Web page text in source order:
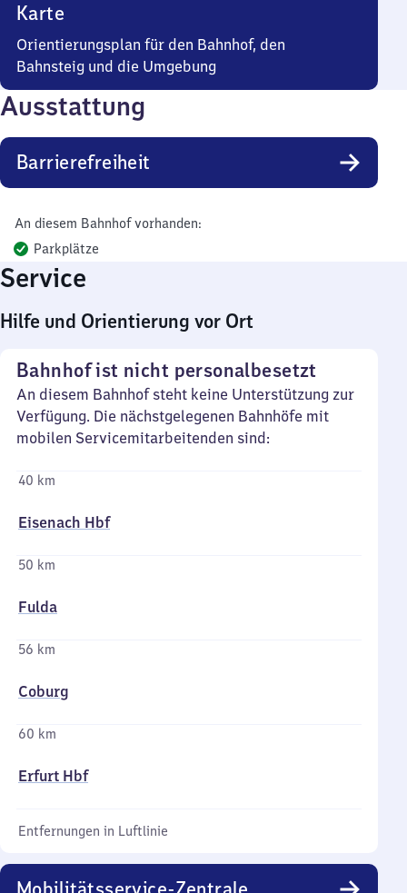
Karte
Orientierungsplan für den Bahnhof, den
Bahnsteig und die Umgebung
Ausstattung
Barrierefreiheit
An diesem Bahnhof vorhanden:
Parkplätze
Service
Hilfe und Orientierung vor Ort
Bahnhof ist nicht personalbesetzt
An diesem Bahnhof steht keine Unterstützung zur
Verfügung. Die nächstgelegenen Bahnhöfe mit
mobilen Servicemitarbeitenden sind:
40 km
Eisenach Hbf
50 km
Fulda
56 km
Coburg
60 km
Erfurt Hbf
Entfernungen in Luftlinie